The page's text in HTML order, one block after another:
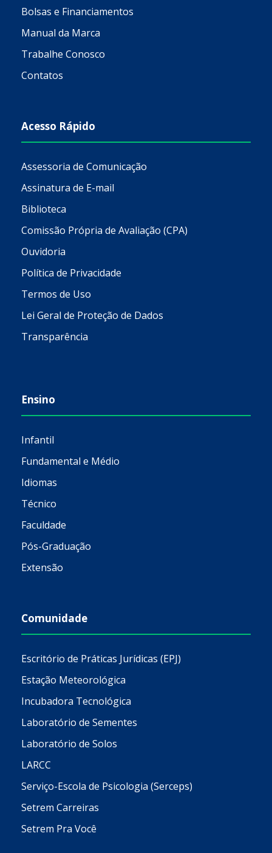
Bolsas e Financiamentos
Manual da Marca
Trabalhe Conosco
Contatos
Acesso Rápido
Assessoria de Comunicação
Assinatura de E-mail
Biblioteca
Comissão Própria de Avaliação (CPA)
Ouvidoria
Política de Privacidade
Termos de Uso
Lei Geral de Proteção de Dados
Transparência
Ensino
Infantil
Fundamental e Médio
Idiomas
Técnico
Faculdade
Pós-Graduação
Extensão
Comunidade
Escritório de Práticas Jurídicas (EPJ)
Estação Meteorológica
Incubadora Tecnológica
Laboratório de Sementes
Laboratório de Solos
LARCC
Serviço-Escola de Psicologia (Serceps)
Setrem Carreiras
Setrem Pra Você